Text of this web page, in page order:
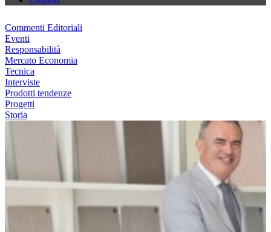
Commenti Editoriali
Eventi
Responsabilità
Mercato Economia
Tecnica
Interviste
Prodotti tendenze
Progetti
Storia